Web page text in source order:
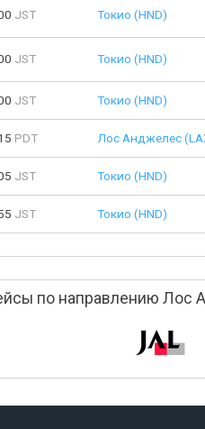
JST Токио (HND)
JST Токио (HND)
JST Токио (HND)
PDT Лос Анджелес
JST Токио (HND)
JST Токио (HND)
по направлению Лос